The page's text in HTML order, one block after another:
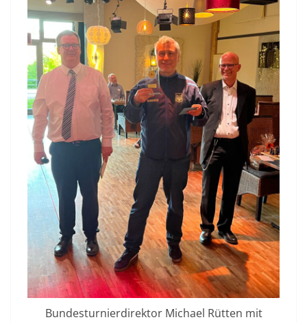
Bundesturnierdirektor Michael Rütten mit